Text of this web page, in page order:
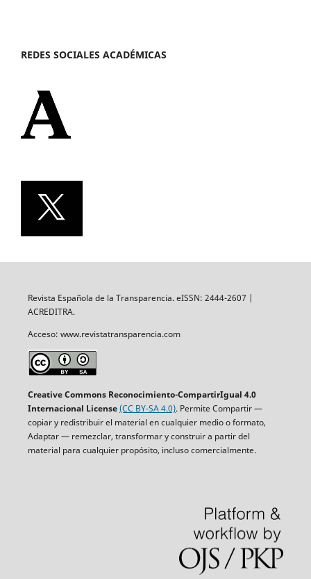
REDES SOCIALES ACADÉMICAS
Revista Española de la Transparencia. eISSN: 2444-2607 |
ACREDITRA.
Acceso: www.revistatransparencia.com
Creative Commons Reconocimiento-CompartirIgual 4.0
Internacional License(CC BY-SA 4.0). Permite Compartir —
copiar y redistribuir el material en cualquier medio o formato,
Adaptar — remezclar, transformar y construir a partir del
material para cualquier propósito, incluso comercialmente.